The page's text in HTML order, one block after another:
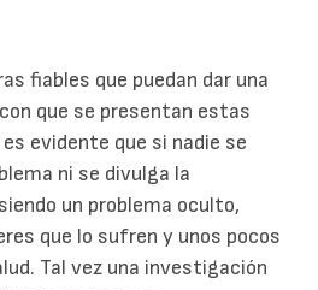
fiables que puedan dar una
que se presentan estas
evidente que si nadie se
ni se divulga la
un problema oculto,
que lo sufren y unos pocos
Tal vez una investigación